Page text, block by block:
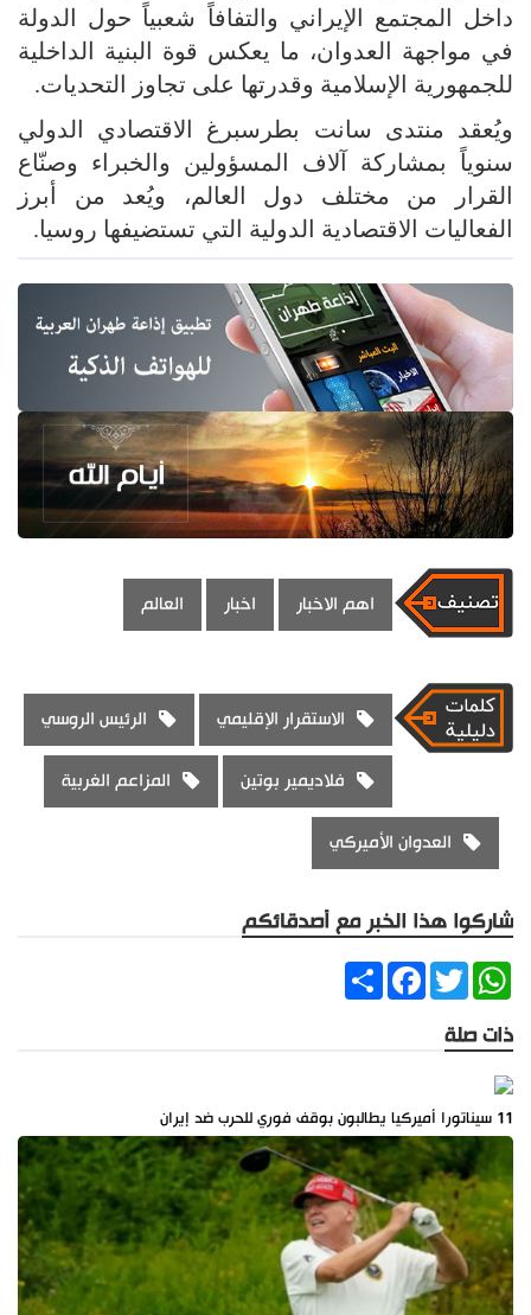
داخل المجتمع الإيراني والتفافاً شعبياً حول الدولة
في مواجهة العدوان، ما يعكس قوة البنية الداخلية
للجمهورية الإسلامية وقدرتها على تجاوز التحديات.
ويُعقد منتدى سانت بطرسبرغ الاقتصادي الدولي
سنوياً بمشاركة آلاف المسؤولين والخبراء وصنّاع
القرار من مختلف دول العالم، ويُعد من أبرز
الفعاليات الاقتصادية الدولية التي تستضيفها روسيا.
اهم الاخبار اخبار العالم
الاستقرار الإقليمي الرئيس الروسي
فلاديمير بوتين المزاعم الغربية
العدوان الأميركي
شاركوا هذا الخبر مع أصدقائكم
ShareFacebookTwitter
WhatsApp
ذات صلة
11 سيناتورا أميركيا يطالبون بوقف فوري للحرب ضد إيران